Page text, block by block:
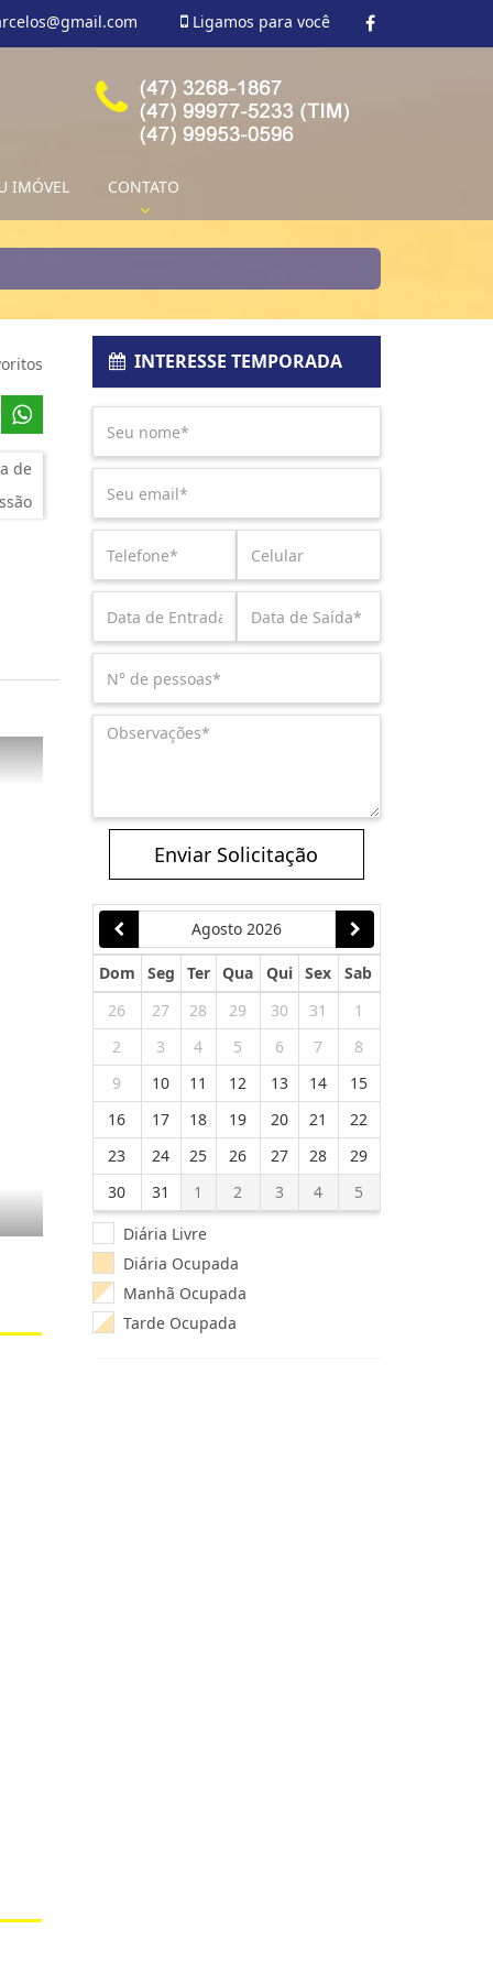
Ligamos para você
IMÓVEL CONTATO
de
INTERESSE TEMPORADA
Enviar Solicitação
Agosto 2026
Dom Seg Ter Qua Qui Sex
Sab
26
27 28 29 30 31
1
2
3 4 5 6 7
8
9
10 11 12 13 14
15
16
17 18 19 20 21
22
23
24 25 26 27 28
29
30
31 1 2 3 4
5
Diária Livre
Diária Ocupada
Manhã Ocupada
Tarde Ocupada